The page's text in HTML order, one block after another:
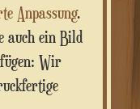
Anpassung.
auch ein Bild
Wir